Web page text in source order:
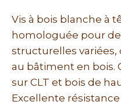
Vis à bois blanche à
homologuée pour
structurelles
au bâtiment en bois.
sur CLT et bois de
Excellente